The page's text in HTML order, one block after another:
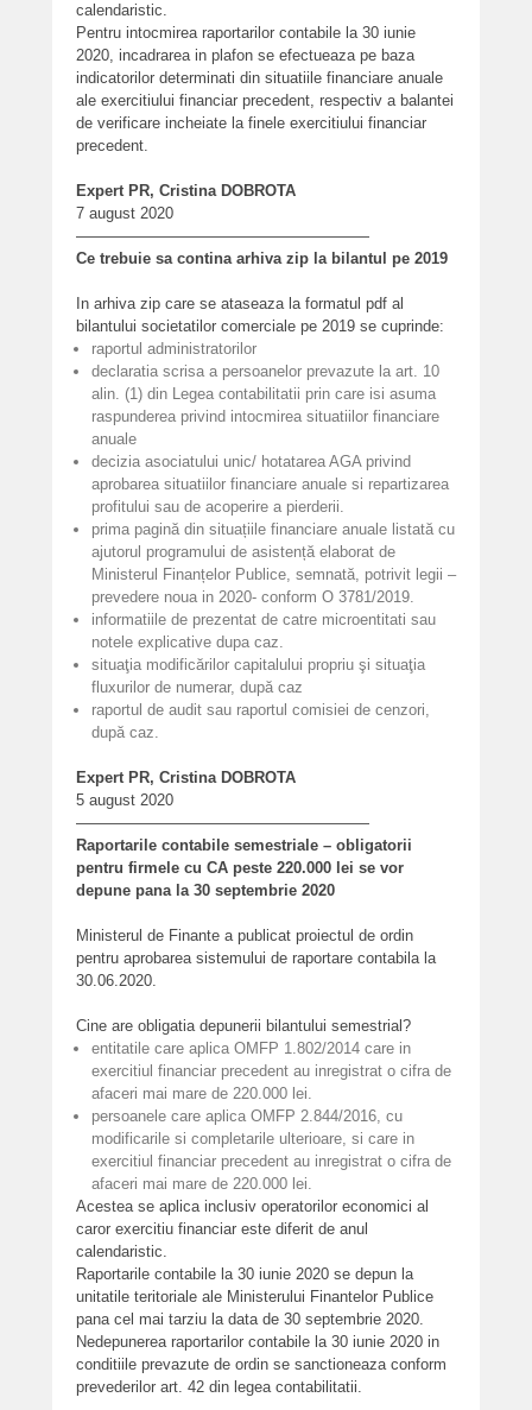
calendaristic.
Pentru intocmirea raportarilor contabile la 30 iunie
2020, incadrarea in plafon se efectueaza pe baza
indicatorilor determinati din situatiile financiare anuale
ale exercitiului financiar precedent, respectiv a balantei
de verificare incheiate la finele exercitiului financiar
precedent.
Expert PR, Cristina DOBROTA
7 august 2020
———————————————————
Ce trebuie sa contina arhiva zip la bilantul pe 2019
In arhiva zip care se ataseaza la formatul pdf al
bilantului societatilor comerciale pe 2019 se cuprinde:
raportul administratorilor
declaratia scrisa a persoanelor prevazute la art. 10
alin. (1) din Legea contabilitatii prin care isi asuma
raspunderea privind intocmirea situatiilor financiare
anuale
decizia asociatului unic/ hotatarea AGA privind
aprobarea situatiilor financiare anuale si repartizarea
profitului sau de acoperire a pierderii.
prima pagină din situațiile financiare anuale listată cu
ajutorul programului de asistență elaborat de
Ministerul Finanțelor Publice, semnată, potrivit legii –
prevedere noua in 2020- conform O 3781/2019.
informatiile de prezentat de catre microentitati sau
notele explicative dupa caz.
situaţia modificărilor capitalului propriu şi situaţia
fluxurilor de numerar, după caz
raportul de audit sau raportul comisiei de cenzori,
după caz.
Expert PR, Cristina DOBROTA
5 august 2020
———————————————————
Raportarile contabile semestriale – obligatorii
pentru firmele cu CA peste 220.000 lei se vor
depune pana la 30 septembrie 2020
Ministerul de Finante a publicat proiectul de ordin
pentru aprobarea sistemului de raportare contabila la
30.06.2020.
Cine are obligatia depunerii bilantului semestrial?
entitatile care aplica OMFP 1.802/2014 care in
exercitiul financiar precedent au inregistrat o cifra de
afaceri mai mare de 220.000 lei.
persoanele care aplica OMFP 2.844/2016, cu
modificarile si completarile ulterioare, si care in
exercitiul financiar precedent au inregistrat o cifra de
afaceri mai mare de 220.000 lei.
Acestea se aplica inclusiv operatorilor economici al
caror exercitiu financiar este diferit de anul
calendaristic.
Raportarile contabile la 30 iunie 2020 se depun la
unitatile teritoriale ale Ministerului Finantelor Publice
pana cel mai tarziu la data de 30 septembrie 2020.
Nedepunerea raportarilor contabile la 30 iunie 2020 in
conditiile prevazute de ordin se sanctioneaza conform
prevederilor art. 42 din legea contabilitatii.